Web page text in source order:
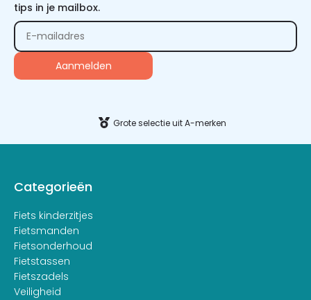
tips in je mailbox.
Grote selectie uit A-merken
Categorieën
Fiets kinderzitjes
Fietsmanden
Fietsonderhoud
Fietstassen
Fietszadels
Veiligheid